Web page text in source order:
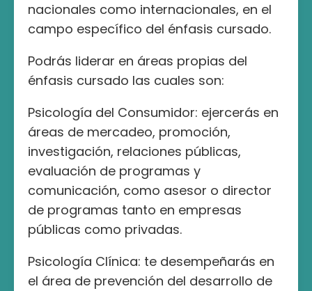
nacionales como internacionales, en el
campo específico del énfasis cursado.
Podrás liderar en áreas propias del
énfasis cursado las cuales son:
Psicología del Consumidor: ejercerás en
áreas de mercadeo, promoción,
investigación, relaciones públicas,
evaluación de programas y
comunicación, como asesor o director
de programas tanto en empresas
públicas como privadas.
Psicología Clínica: te desempeñarás en
el área de prevención del desarrollo de